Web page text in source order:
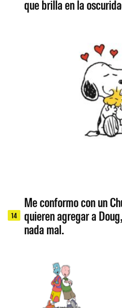
que brilla en la
14
Me conformo con un
quieren agregar a
nada mal.